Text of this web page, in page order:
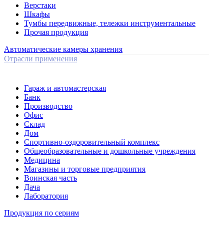
Верстаки
Шкафы
Тумбы передвижные, тележки инструментальные
Прочая продукция
Автоматические камеры хранения
Отрасли применения
Гараж и автомастерская
Банк
Производство
Офис
Склад
Дом
Спортивно-оздоровительный комплекс
Общеобразовательные и дошкольные учреждения
Медицина
Магазины и торговые предприятия
Воинская часть
Дача
Лаборатория
Продукция по сериям